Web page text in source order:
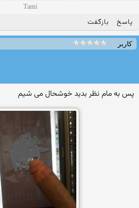
Tami
پاسخ بازگفت
کاربر
پس به مام نظر بدید خوشحال می شیم